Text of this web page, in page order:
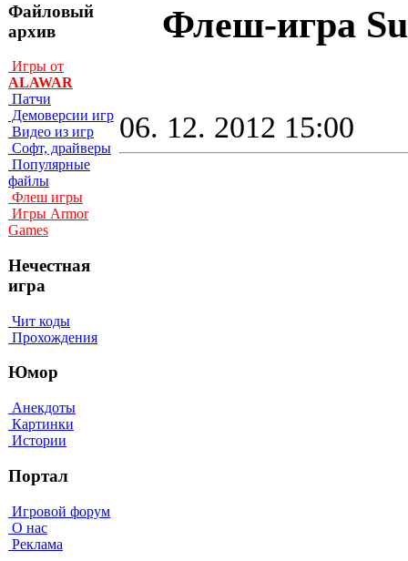
Файловый
архив
Игры от
ALAWAR
Патчи
Демоверсии игр
Видео из игр
Софт, драйверы
Популярные
файлы
Флеш игры
Игры Armor
Games
Нечестная
игра
Чит коды
Прохождения
Юмор
Анекдоты
Картинки
Истории
Портал
Игровой форум
О нас
Реклама
Флеш-игра
06. 12. 2012 15:00